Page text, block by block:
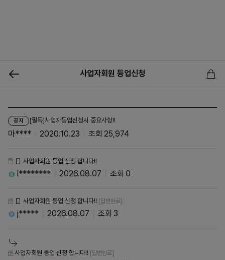
사업자회원 등업신청
공지 [필독]사업자등업신청시 중요사항!!
마**** 2020.10.23 25,974
사업자회원 등업 신청 합니다!!
l******** 2026.08.07 0
사업자회원 등업 신청 합니다!! [답변완료]
j***** 2026.08.07 3
사업자회원 등업 신청 합니다!! [답변완료]